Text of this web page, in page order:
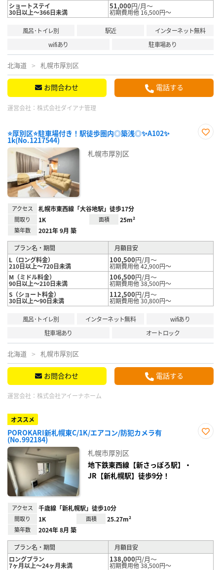
ショートステイ
30日以上～366日未満
51,000円/月～
初期費用他 16,500円～
風呂･トイレ別 駅近
インターネット無料
wifiあり
駐車場あり
北海道 札幌市厚別区
お問合わせ 電話する
運営会社： 株式会社ダイアナ管理
⭐厚別区⭐駐車場付き！駅徒歩圏内◎築浅◎✨A102✨
1k(No.1217544)
札幌市厚別区
アクセス 札幌市東西線「大谷地駅」徒歩17分
間取り 1K 面積 25m²
築年数 2021年 9月 築
プラン名・期間
月額目安
L（ロング料金）
210日以上～720日未満
100,500円/月～
初期費用他 42,900円～
M（ミドル料金）
90日以上～210日未満
106,500円/月～
初期費用他 38,500円～
S（ショート料金）
30日以上～90日未満
112,500円/月～
初期費用他 30,800円～
風呂･トイレ別 インターネット無料
wifiあり
駐車場あり
オートロック
北海道 札幌市厚別区
お問合わせ 電話する
運営会社： 株式会社アイーナホーム
オススメ
POROKARI新札幌東C/1K/エアコン/防犯カメラ有
(No.992184)
札幌市厚別区
地下鉄東西線【新さっぽろ駅】・
JR【新札幌駅】徒歩9分！
アクセス 千歳線「新札幌駅」徒歩10分
間取り 1K 面積 25.27m²
築年数 2024年 8月 築
プラン名・期間
月額目安
ロングプラン
7ヶ月以上～24ヶ月未満
138,000円/月～
初期費用他 38,500円～